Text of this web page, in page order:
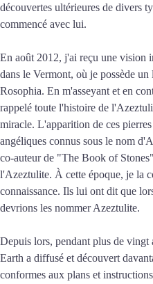
découvertes ultérieures de divers
commencé avec lui.
En août 2012, j'ai reçu une vision
dans le Vermont, où je possède
Rosophia. En m'asseyant et en
rappelé toute l'histoire de
miracle. L'apparition de ces
angéliques connus sous le nom
co-auteur de "The Book of
l'Azeztulite. À cette époque, je la
connaissance. Ils lui ont dit que
devrions les nommer Azeztulite.
Depuis lors, pendant plus de vingt
Earth a diffusé et découvert
conformes aux plans et